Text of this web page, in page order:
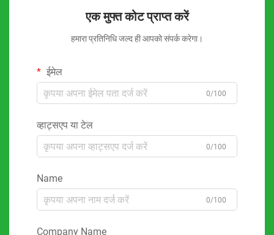
एक मुफ्त कोट प्राप्त करें
हमारा प्रतिनिधि जल्द ही आपको संपर्क करेगा।
ईमेल
0/100
व्हाट्सएप या टेल
0/100
Name
0/100
Company Name